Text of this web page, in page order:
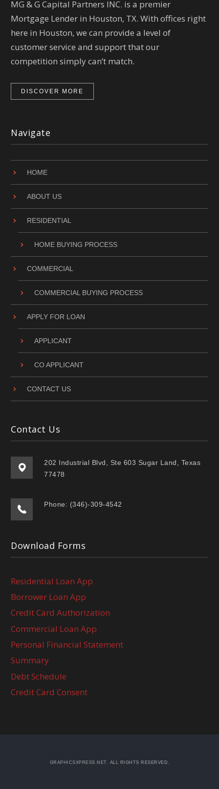
MG & G Capital Partners INC. is a premier
Mortgage Lender in Houston, TX. With offices right
here in Houston, we can provide a level of
customer service and support that our
competition simply can’t match.
DISCOVER MORE
Navigate
HOME
ABOUT US
RESIDENTIAL
HOME BUYING PROCESS
COMMERCIAL
COMMERCIAL BUYING PROCESS
APPLY FOR LOAN
APPLICANT
CO APPLICANT
CONTACT US
Contact Us
202 Industrial Blvd, Ste 603 Sugar Land, Texas
77478
Phone: (346)-309-4542
Download Forms
Residential Loan App
Borrower Loan App
Credit Card Authorization
Commercial Loan App
Personal Financial Statement
Summary
Debt Schedule
Credit Card Consent
GRAPHICSXPRESS.NET. ALL RIGHTS RESERVED.